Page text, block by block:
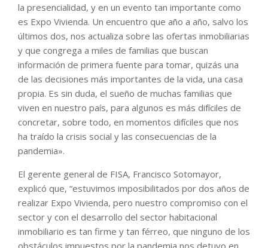
la presencialidad, y en un evento tan importante como
es Expo Vivienda. Un encuentro que año a año, salvo los
últimos dos, nos actualiza sobre las ofertas inmobiliarias
y que congrega a miles de familias que buscan
información de primera fuente para tomar, quizás una
de las decisiones más importantes de la vida, una casa
propia. Es sin duda, el sueño de muchas familias que
viven en nuestro país, para algunos es más difíciles de
concretar, sobre todo, en momentos difíciles que nos
ha traído la crisis social y las consecuencias de la
pandemia».
El gerente general de FISA, Francisco Sotomayor,
explicó que, “estuvimos imposibilitados por dos años de
realizar Expo Vivienda, pero nuestro compromiso con el
sector y con el desarrollo del sector habitacional
inmobiliario es tan firme y tan férreo, que ninguno de los
obstáculos impuestos por la pandemia nos detuvo en